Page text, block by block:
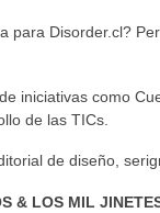
para Disorder.cl?
iniciativas como
de las TICs.
de diseño,
& LOS MIL